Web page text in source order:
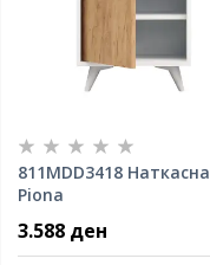
811MDD3418 Наткасна
Piona
3.588 ден